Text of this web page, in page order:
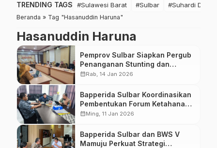
TRENDING TAGS #Sulawesi Barat #Sulbar #Suhardi Duka
Beranda » Tag "Hasanuddin Haruna"
Hasanuddin Haruna
Pemprov Sulbar Siapkan Pergub
Penanganan Stunting dan
Kemiskinan Ekstrem
calendar_monthRab, 14 Jan 2026
Bapperida Sulbar Koordinasikan
Pembentukan Forum Ketahanan
Pangan Daerah
calendar_monthMing, 11 Jan 2026
Bapperida Sulbar dan BWS V
Mamuju Perkuat Strategi